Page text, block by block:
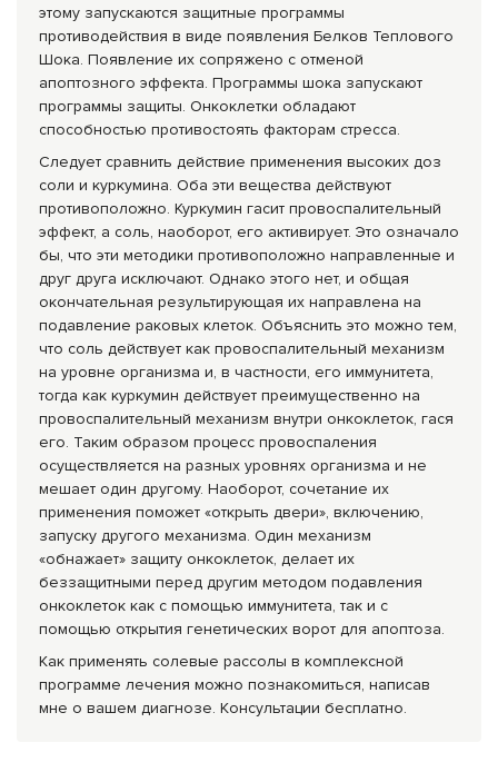
этому запускаются защитные программы
противодействия в виде появления Белков Теплового
Шока. Появление их сопряжено с отменой
апоптозного эффекта. Программы шока запускают
программы защиты. Онкоклетки обладают
способностью противостоять факторам стресса.
Следует сравнить действие применения высоких доз
соли и куркумина. Оба эти вещества действуют
противоположно. Куркумин гасит провоспалительный
эффект, а соль, наоборот, его активирует. Это означало
бы, что эти методики противоположно направленные и
друг друга исключают. Однако этого нет, и общая
окончательная результирующая их направлена на
подавление раковых клеток. Объяснить это можно тем,
что соль действует как провоспалительный механизм
на уровне организма и, в частности, его иммунитета,
тогда как куркумин действует преимущественно на
провоспалительный механизм внутри онкоклеток, гася
его. Таким образом процесс провоспаления
осуществляется на разных уровнях организма и не
мешает один другому. Наоборот, сочетание их
применения поможет «открыть двери», включению,
запуску другого механизма. Один механизм
«обнажает» защиту онкоклеток, делает их
беззащитными перед другим методом подавления
онкоклеток как с помощью иммунитета, так и с
помощью открытия генетических ворот для апоптоза.
Как применять солевые рассолы в комплексной
программе лечения можно познакомиться, написав
мне о вашем диагнозе. Консультации бесплатно.